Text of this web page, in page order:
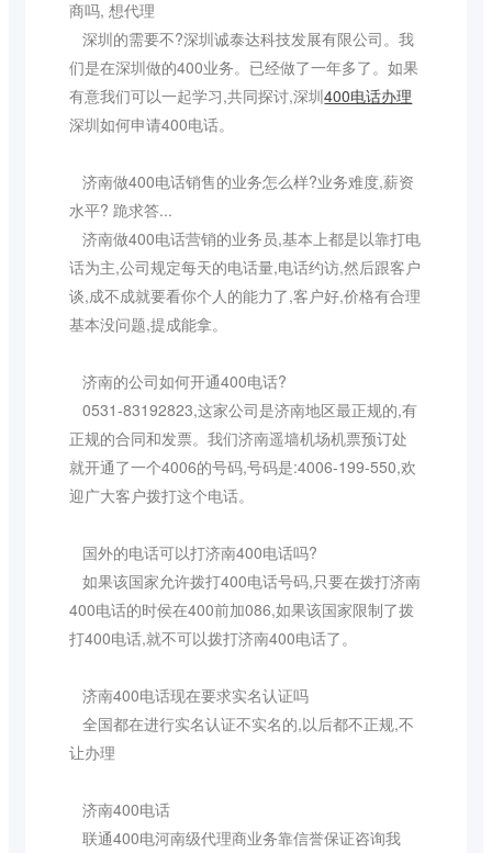
商吗, 想代理
深圳的需要不?深圳诚泰达科技发展有限公司。我
们是在深圳做的400业务。已经做了一年多了。如果
有意我们可以一起学习,共同探讨,深圳400电话办理
深圳如何申请400电话。
济南做400电话销售的业务怎么样?业务难度,薪资
水平? 跪求答...
济南做400电话营销的业务员,基本上都是以靠打电
话为主,公司规定每天的电话量,电话约访,然后跟客户
谈,成不成就要看你个人的能力了,客户好,价格有合理
基本没问题,提成能拿。
济南的公司如何开通400电话?
0531-83192823,这家公司是济南地区最正规的,有
正规的合同和发票。我们济南遥墙机场机票预订处
就开通了一个4006的号码,号码是:4006-199-550,欢
迎广大客户拨打这个电话。
国外的电话可以打济南400电话吗?
如果该国家允许拨打400电话号码,只要在拨打济南
400电话的时侯在400前加086,如果该国家限制了拨
打400电话,就不可以拨打济南400电话了。
济南400电话现在要求实名认证吗
全国都在进行实名认证不实名的,以后都不正规,不
让办理
济南400电话
联通400电河南级代理商业务靠信誉保证咨询我